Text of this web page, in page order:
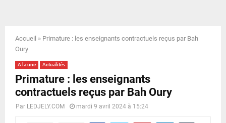
N
U
Accueil » Primature : les enseignants contractuels reçus par Bah
Oury
A la une Actualités
Primature : les enseignants
contractuels reçus par Bah Oury
Par LEDJELY.COM mardi 9 avril 2024 à 15:24